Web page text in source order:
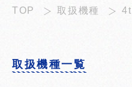
TOP 取扱機種
取扱機種一覧